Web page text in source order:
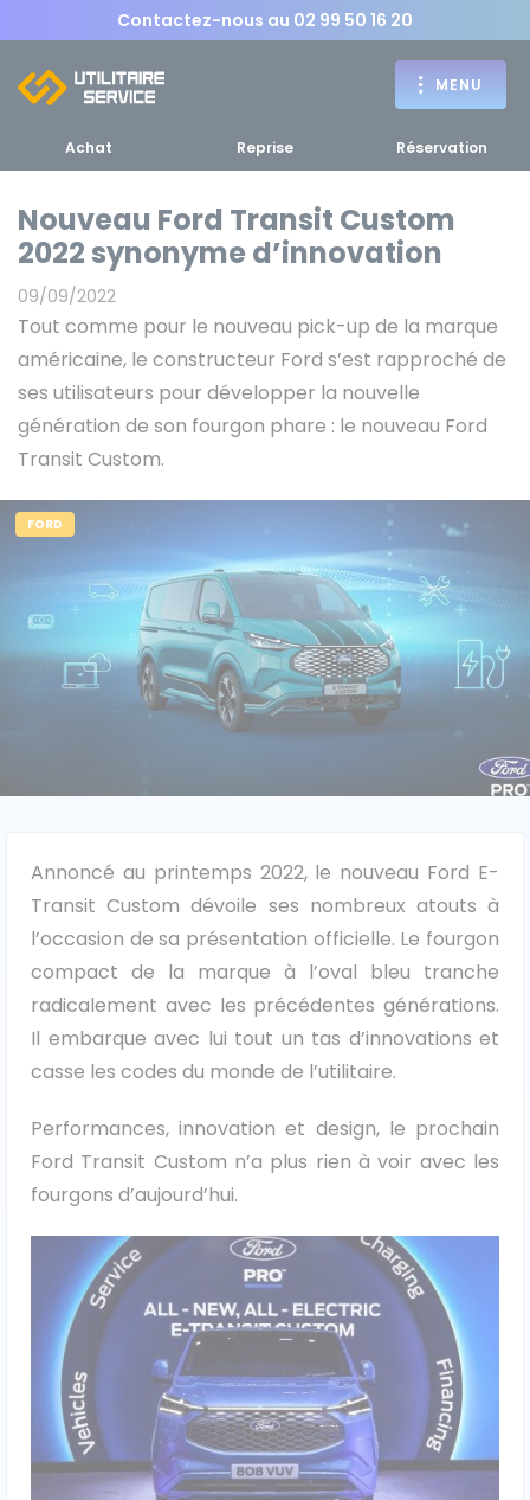
Contactez-nous au 02 99 50 16 20
MENU
RETOUR
MENU
d'un utilitaire
spécifiques
Caisses grands volumes Frigorifiques
MARQUES
Citroën
Fiat
Isuzu
Iveco
Maxus
Nissan
Peugeot
Renault
RETOUR MENU
Achat Reprise Réservation
Nouveau Ford Transit Custom
2022 synonyme d’innovation
09/09/2022
Tout comme pour le nouveau pick-up de la marque
américaine, le constructeur Ford s’est rapproché de
ses utilisateurs pour développer la nouvelle
génération de son fourgon phare : le nouveau Ford
Transit Custom.
FORD
Annoncé au printemps 2022, le nouveau Ford E-
Transit Custom dévoile ses nombreux atouts à
l’occasion de sa présentation officielle. Le fourgon
compact de la marque à l’oval bleu tranche
radicalement avec les précédentes générations.
Il embarque avec lui tout un tas d’innovations et
casse les codes du monde de l’utilitaire.
Performances, innovation et design, le prochain
Ford Transit Custom n’a plus rien à voir avec les
fourgons d’aujourd’hui.